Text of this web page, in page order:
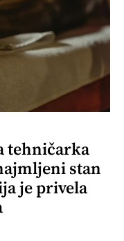
tehničarka
stan
je privela